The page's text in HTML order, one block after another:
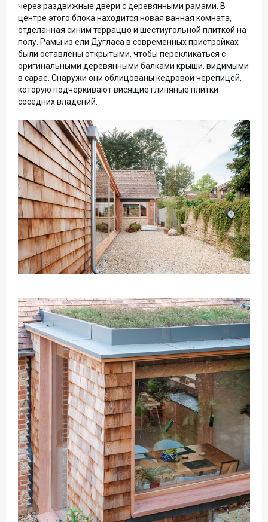
через раздвижные двери с деревянными рамами. В
центре этого блока находится новая ванная комната,
отделанная синим терраццо и шестиугольной плиткой на
полу. Рамы из ели Дугласа в современных пристройках
были оставлены открытыми, чтобы перекликаться с
оригинальными деревянными балками крыши, видимыми
в сарае. Снаружи они облицованы кедровой черепицей,
которую подчеркивают висящие глиняные плитки
соседних владений.